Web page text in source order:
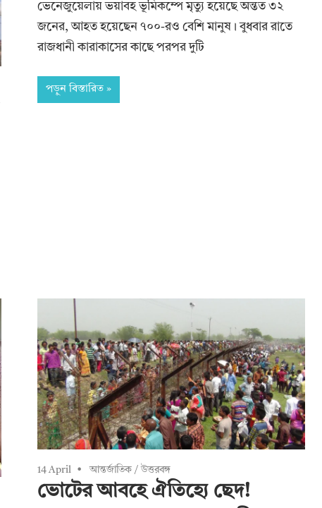
ভেনেজুয়েলায় ভয়াবহ ভূমিকম্পে মৃত্যু হয়েছে অন্তত ৩২
জনের, আহত হয়েছেন ৭০০-রও বেশি মানুষ। বুধবার রাতে
রাজধানী কারাকাসের কাছে পরপর দুটি
পড়ুন বিস্তারিত
14 April আন্তর্জাতিক /উত্তরবঙ্গ
ভোটের আবহে ঐতিহ্যে ছেদ!